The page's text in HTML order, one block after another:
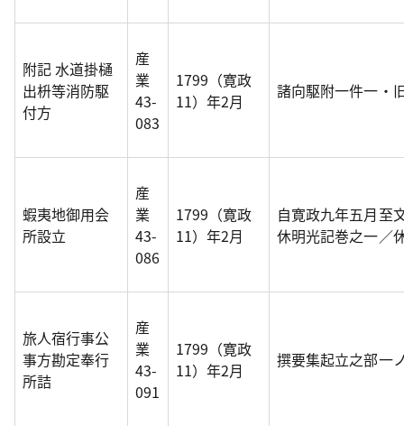
附記 水道掛樋
出枡等消防駆
付方
産
業
43-
083
1799（寛政
11）年2月
諸向駆附一件一・
蝦夷地御用会
所設立
産
業
43-
086
1799（寛政
11）年2月
自寛政九年五月至
休明光記巻之一／
旅人宿行事公
事方勘定奉行
所詰
産
業
43-
091
1799（寛政
11）年2月
撰要集起立之部一